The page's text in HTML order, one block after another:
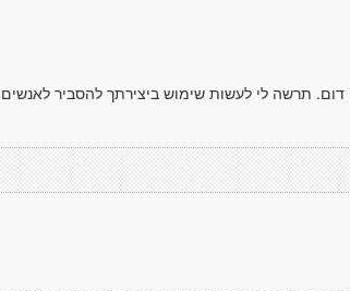
תרשה לי לעשות שימוש ביצירתך להסביר לאנשים